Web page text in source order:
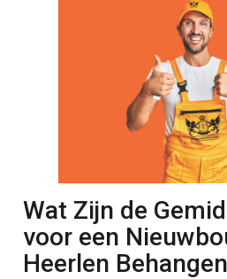
Wat Zijn de
voor een
Heerlen